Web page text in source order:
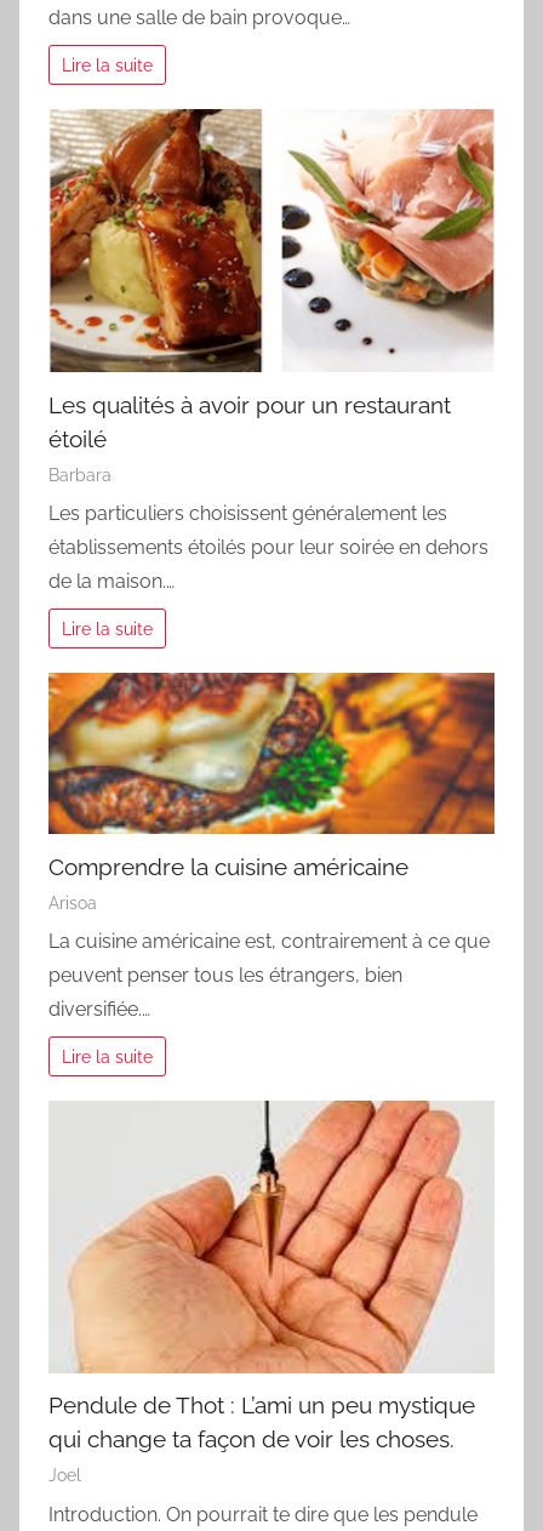
dans une salle de bain provoque…
Lire la suite
Les qualités à avoir pour un restaurant
étoilé
Barbara
Les particuliers choisissent généralement les
établissements étoilés pour leur soirée en dehors
de la maison.…
Lire la suite
Comprendre la cuisine américaine
Arisoa
La cuisine américaine est, contrairement à ce que
peuvent penser tous les étrangers, bien
diversifiée.…
Lire la suite
Pendule de Thot : L’ami un peu mystique
qui change ta façon de voir les choses.
Joel
Introduction. On pourrait te dire que les pendule